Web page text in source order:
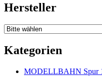
Hersteller
Kategorien
MODELLBAHN Spur